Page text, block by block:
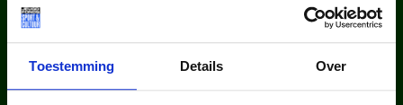
Toestemming Details Over